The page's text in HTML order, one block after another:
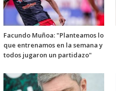
Facundo Muñoa: "Planteamos lo
que entrenamos en la semana y
todos jugaron un partidazo"